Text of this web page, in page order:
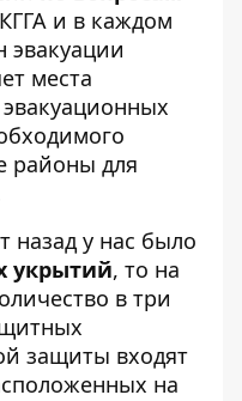
и в каждом
эвакуации
места
районы для
назад у нас было
укрытий, то на
в три
защиты входят
на